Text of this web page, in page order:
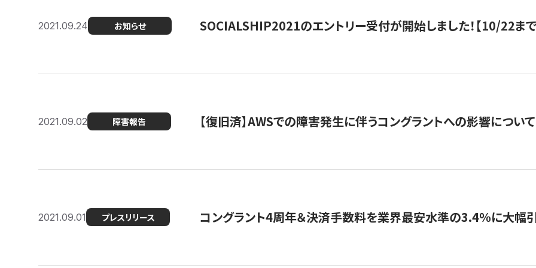
2021.09.24 お知らせ SOCIALSHIP2021のエントリー受付が開始しました！【10/22まで
2021.09.02 障害報告 【復旧済】AWSでの障害発生に伴うコングラントへの影響について
2021.09.01 プレスリリース コングラント4周年＆決済手数料を業界最安水準の3.4％に大幅